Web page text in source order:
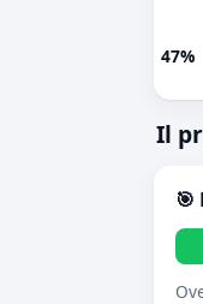
47%
Il